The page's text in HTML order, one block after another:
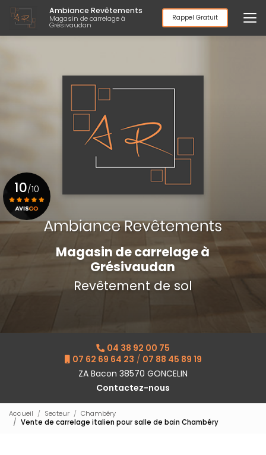
Aller
au
contenu
principal
Ambiance Revêtements
Magasin de carrelage à
Grésivaudan
Rappel Gratuit
Magasin de carrelage à
Grésivaudan
Revêtement de sol
04 38 92 00 75
07 62 69 64 23 / 07 88 45 89 19
ZA Bacon 38570 GONCELIN
Contactez-nous
10/10
Voir le certificat
Accueil Secteur
Chambéry
Vente de carrelage italien pour salle de bain Chambéry